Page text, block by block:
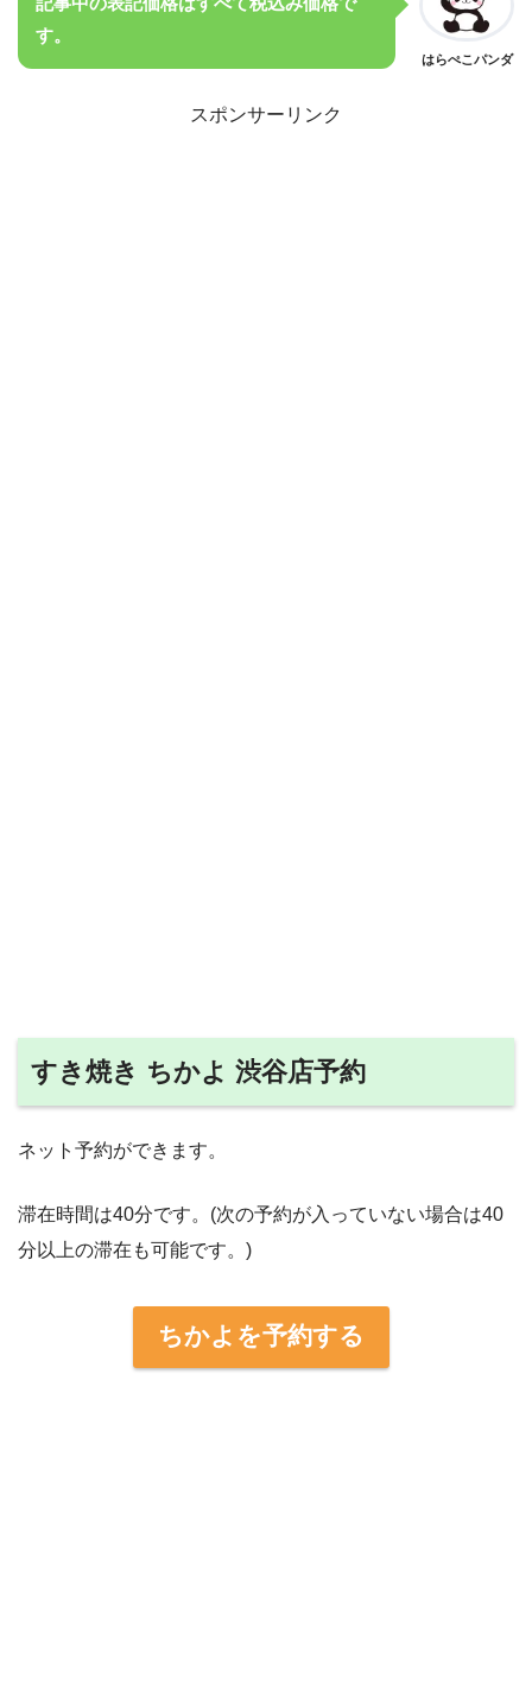
す。
はらぺこパンダ
スポンサーリンク
すき焼き ちかよ 渋谷店予約
ネット予約ができます。
滞在時間は40分です。(次の予約が入っていない場合は40
分以上の滞在も可能です。)
ちかよを予約する